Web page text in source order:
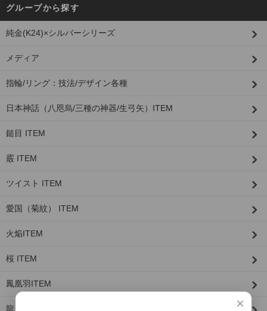
グループから探す
純金(K24)×シルバーシリーズ
メディア
指輪/リング：技法/デザイン各種
日本神話（八咫烏/三種の神器/生弓矢）ITEM
鎚目 ITEM
霰 ITEM
ツイスト ITEM
愛国（菊紋） ITEM
火焔ITEM
桜 ITEM
鳳凰羽ITEM
龍 ITEM ×